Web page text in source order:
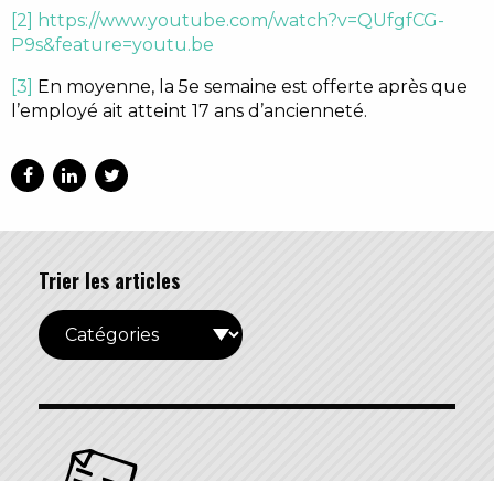
[2] https://www.youtube.com/watch?v=QUfgfCG-
P9s&feature=youtu.be
[3] En moyenne, la 5e semaine est offerte après que
l’employé ait atteint 17 ans d’ancienneté.
Trier les articles